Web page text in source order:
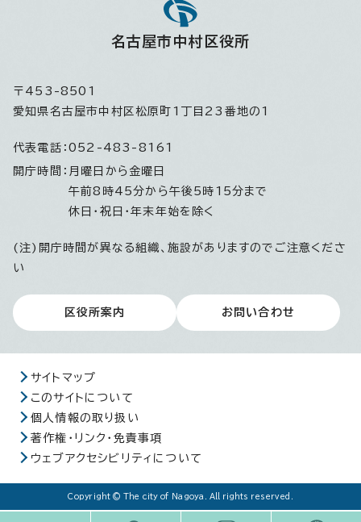
名古屋市中村区役所
〒453-8501
愛知県名古屋市中村区松原町1丁目23番地の1
代表電話： 052-483-8161
開庁時間： 月曜日から金曜日
午前8時45分から午後5時15分まで
休日・祝日・年末年始を除く
(注)開庁時間が異なる組織、施設がありますのでご注意くださ
い
区役所案内 お問い合わせ
サイトマップ
このサイトについて
個人情報の取り扱い
著作権・リンク・免責事項
ウェブアクセシビリティについて
Copyright © The city of Nagoya. All rights reserved.